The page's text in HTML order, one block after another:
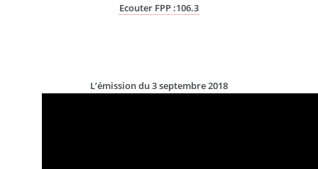
Ecouter FPP :106.3
L’émission du 3 septembre 2018